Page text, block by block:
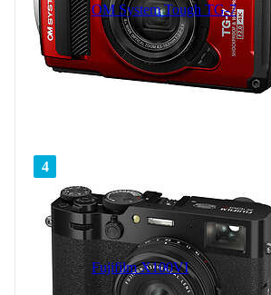
OM System Tough TG-7
4
Fujifilm X100VI